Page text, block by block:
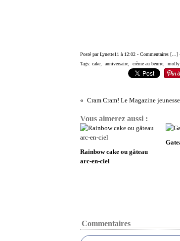
Posté par Lynette11 à 12:02 - Commentaires [ ]
Tags: cake anniversaire crème au beurre molly
Cram Cram! Le Magazine
Vous aimerez aussi :
Rainbow cake ou gâteau
arc-en-ciel
Commentaires